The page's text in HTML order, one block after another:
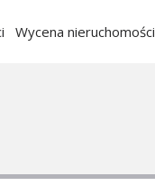
Wycena nieruchomości